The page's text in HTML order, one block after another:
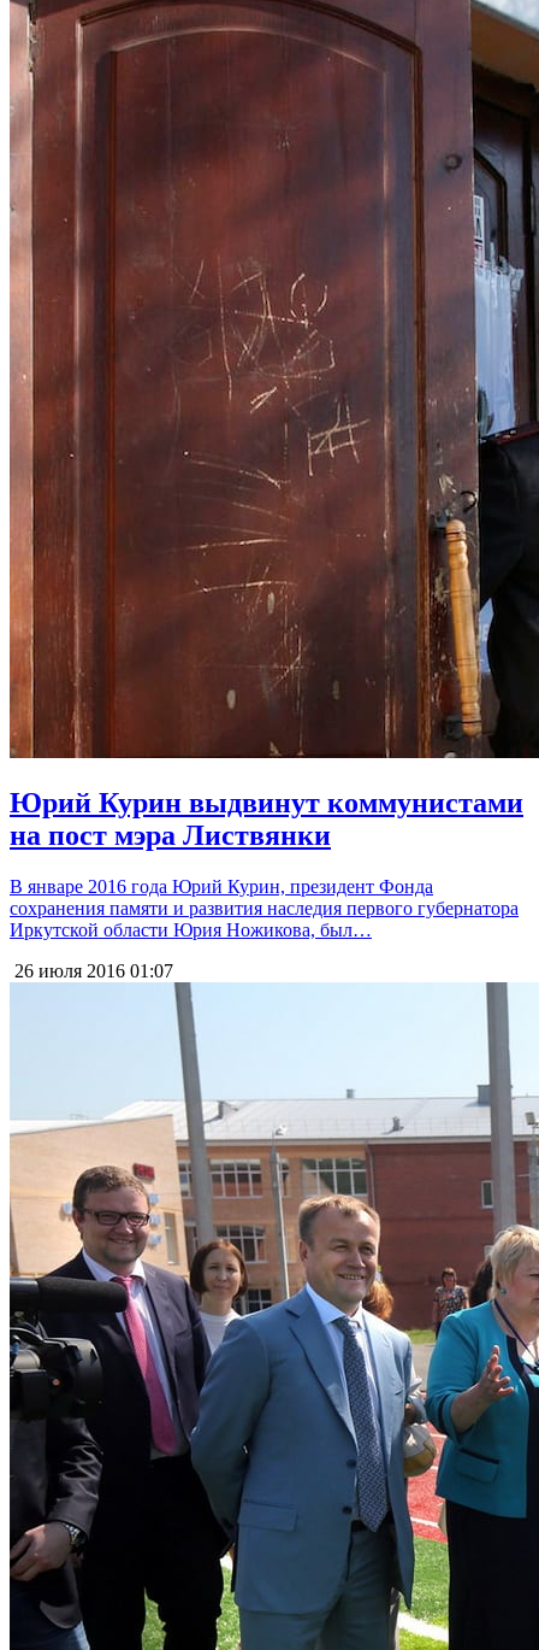
Юрий Курин выдвинут коммунистами
на пост мэра Листвянки
В январе 2016 года Юрий Курин, президент Фонда
сохранения памяти и развития наследия первого губернатора
Иркутской области Юрия Ножикова, был…
26 июля 2016 01:07